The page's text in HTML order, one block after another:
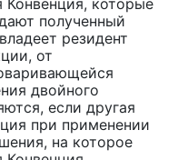
Конвенция, которые
полученный
резидент
от
двойного
если другая
при применении
на которое